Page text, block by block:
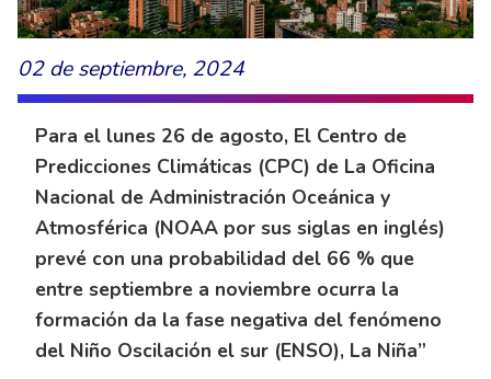
02 de septiembre, 2024
Para el lunes 26 de agosto, El Centro de
Predicciones Climáticas (CPC) de La Oficina
Nacional de Administración Oceánica y
Atmosférica (NOAA por sus siglas en inglés)
prevé con una probabilidad del 66 % que
entre septiembre a noviembre ocurra la
formación da la fase negativa del fenómeno
del Niño Oscilación el sur (ENSO), La Niña”